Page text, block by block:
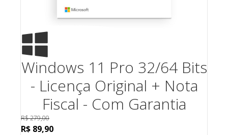
Windows 11 Pro 32/64 Bits
- Licença Original + Nota
Fiscal - Com Garantia
R$279,00
Original
R$ 89,90Current